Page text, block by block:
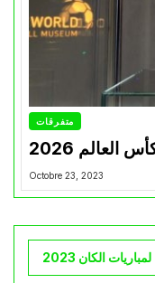
متفرقات
2026
Octobre 23, 2023
الكان 2023